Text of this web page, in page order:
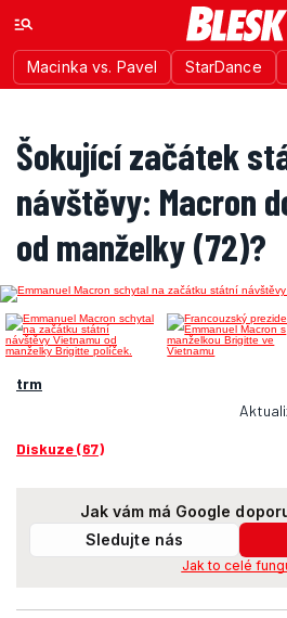
Macinka vs. Pavel StarDance
Šokující začátek
návštěvy: Macron
od manželky (72)?
trm
Diskuze (67)
Jak vám má Google
Sledujte nás
Jak to celé